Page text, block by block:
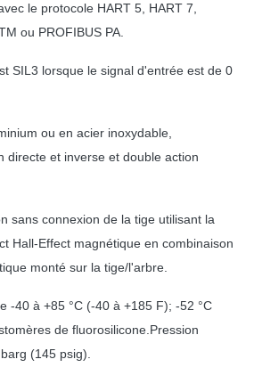
le protocole HART 5, HART 7,
ou PROFIBUS PA.
SIL3 lorsque le signal d'entrée est de 0
ou en acier inoxydable,
directe et inverse et double action
sans connexion de la tige utilisant la
Hall-Effect magnétique en combinaison
monté sur la tige/l'arbre.
-40 à +85 °C (-40 à +185 F); -52 °C
de fluorosilicone.Pression
(145 psig).